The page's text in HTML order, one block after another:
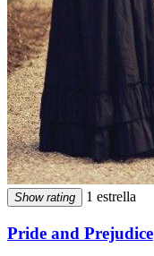
Show rating 1 estrella
Pride and Prejudice